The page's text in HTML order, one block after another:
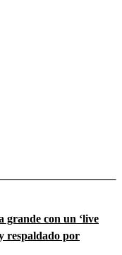
grande con un ‘live
respaldado por